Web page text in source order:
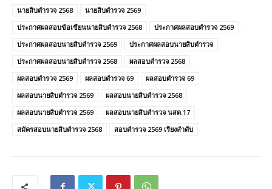
นายสิบตำรวจ 2568
นายสิบตำรวจ 2569
ประกาศผลสอบข้อเขียนนายสิบตำรวจ 2568
ประกาศผลสอบตํารวจ 2569
ประกาศผลสอบนายสิบตํารวจ 2569
ประกาศผลสอบนายสิบตำรวจ
ประกาศผลสอบนายสิบตำรวจ 2568
ผลสอบตํารวจ 2568
ผลสอบตํารวจ 2569
ผลสอบตํารวจ 69
ผลสอบตำรวจ 69
ผลสอบนายสิบตํารวจ 2569
ผลสอบนายสิบตำรวจ 2568
ผลสอบนายสิบตำรวจ 2569
ผลสอบนายสิบตำรวจ นสต.17
สมัครสอบนายสิบตำรวจ 2568
สอบตำรวจ 2569 เรียงลำดับ